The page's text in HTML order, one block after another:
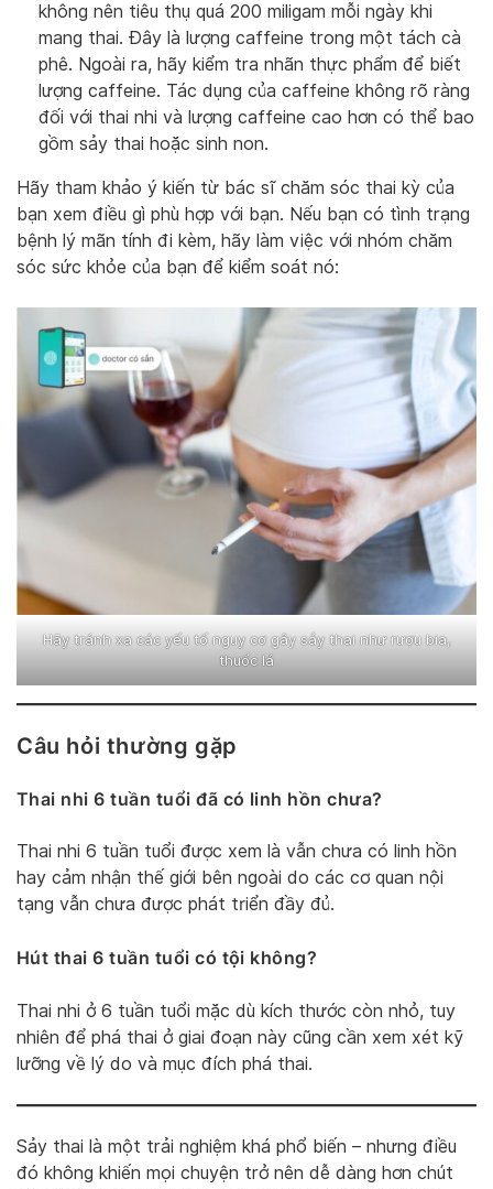
không nên tiêu thụ quá 200 miligam mỗi ngày khi
mang thai. Đây là lượng caffeine trong một tách cà
phê. Ngoài ra, hãy kiểm tra nhãn thực phẩm để biết
lượng caffeine. Tác dụng của caffeine không rõ ràng
đối với thai nhi và lượng caffeine cao hơn có thể bao
gồm sảy thai hoặc sinh non.
Hãy tham khảo ý kiến từ bác sĩ chăm sóc thai kỳ của
bạn xem điều gì phù hợp với bạn. Nếu bạn có tình trạng
bệnh lý mãn tính đi kèm, hãy làm việc với nhóm chăm
sóc sức khỏe của bạn để kiểm soát nó:
Hãy tránh xa các yếu tố nguy cơ gây sảy thai như rượu bia,
thuốc lá
Câu hỏi thường gặp
Thai nhi 6 tuần tuổi đã có linh hồn chưa?
Thai nhi 6 tuần tuổi được xem là vẫn chưa có linh hồn
hay cảm nhận thế giới bên ngoài do các cơ quan nội
tạng vẫn chưa được phát triển đầy đủ.
Hút thai 6 tuần tuổi có tội không?
Thai nhi ở 6 tuần tuổi mặc dù kích thước còn nhỏ, tuy
nhiên để phá thai ở giai đoạn này cũng cần xem xét kỹ
lưỡng về lý do và mục đích phá thai.
Sảy thai là một trải nghiệm khá phổ biến – nhưng điều
đó không khiến mọi chuyện trở nên dễ dàng hơn chút